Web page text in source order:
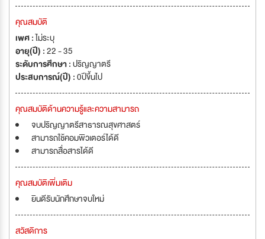
คุณสมบัติ
เพศ :ไม่ระบุ
อายุ(ปี) :22 - 35
ระดับการศึกษา :ปริญญาตรี
ประสบการณ์(ปี) :0ปีขึ้นไป
คุณสมบัติด้านความรู้และความสามารถ
จบปริญญาตรีสาธารณสุขศาสตร์
สามารถใช้คอมพิวเตอร์ได้ดี
สามารถสื่อสารได้ดี
คุณสมบัติเพิ่มเติม
ยินดีรับนักศึกษาจบใหม่
สวัสดิการ